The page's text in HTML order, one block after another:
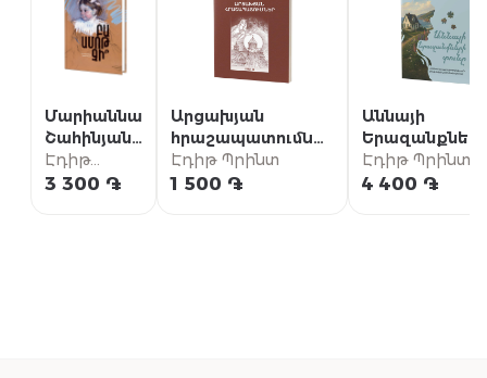
Մարիաննա
Շահինյան /
Բա ամոթ
չի՞
Էդիթ
Պրինտ
3 300 ֏
Արցախյան
հրաշապատումներ
/ Մաս Ա (Արցախի
թեմի
Էդիթ Պրինտ
1 500 ֏
Աննայի
Երազանքների
տունը {5} /
«Աննան
Էդիթ Պրինտ
4 400 ֏